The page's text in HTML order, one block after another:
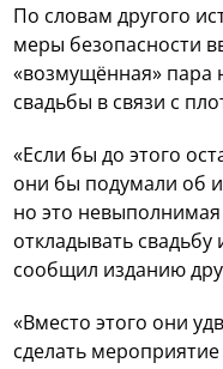
По словам другого
меры безопасности
«возмущённая» пара
свадьбы в связи с
«Если бы до этого
они бы подумали об
но это
откладывать
сообщил изданию
«Вместо этого они
сделать